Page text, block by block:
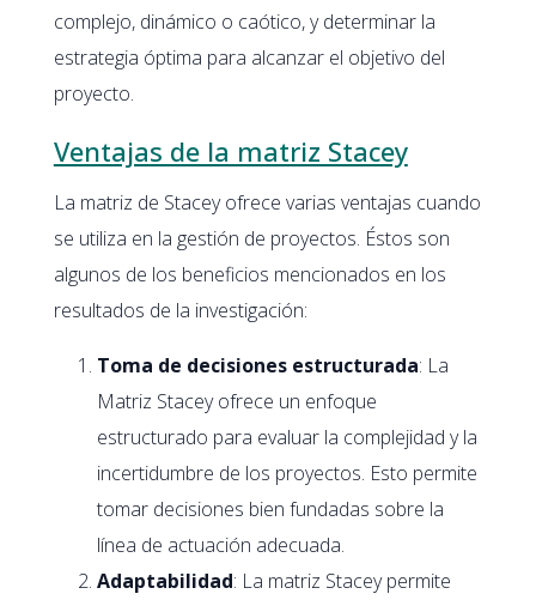
complejo, dinámico o caótico, y determinar la
estrategia óptima para alcanzar el objetivo del
proyecto.
Ventajas de la matriz Stacey
La matriz de Stacey ofrece varias ventajas cuando
se utiliza en la gestión de proyectos. Éstos son
algunos de los beneficios mencionados en los
resultados de la investigación:
Toma de decisiones estructurada: La
Matriz Stacey ofrece un enfoque
estructurado para evaluar la complejidad y la
incertidumbre de los proyectos. Esto permite
tomar decisiones bien fundadas sobre la
línea de actuación adecuada.
Adaptabilidad: La matriz Stacey permite